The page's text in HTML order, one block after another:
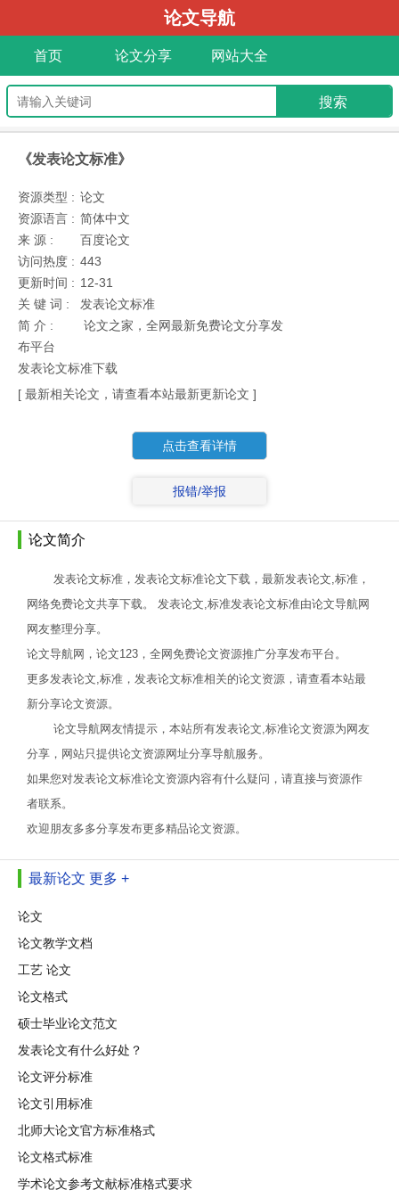
论文导航
首页 论文分享 网站大全
《发表论文标准》
资源类型 : 论文
资源语言 : 简体中文
来 源 :
百度论文
访问热度 : 443
更新时间 : 12-31
关 键 词 :
发表论文标准
简 介 :
论文之家，全网最新免费论文分享发
布平台
发表论文标准下载
[ 最新相关论文，请查看本站最新更新论文 ]
点击查看详情
报错/举报
论文简介
发表论文标准，发表论文标准论文下载，最新发表论文,标准，
网络免费论文共享下载。 发表论文,标准发表论文标准由论文导航网
网友整理分享。
论文导航网，论文123，全网免费论文资源推广分享发布平台。
更多发表论文,标准，发表论文标准相关的论文资源，请查看本站最
新分享论文资源。
论文导航网友情提示，本站所有发表论文,标准论文资源为网友
分享，网站只提供论文资源网址分享导航服务。
如果您对发表论文标准论文资源内容有什么疑问，请直接与资源作
者联系。
欢迎朋友多多分享发布更多精品论文资源。
最新论文 更多 +
论文
论文教学文档
工艺 论文
论文格式
硕士毕业论文范文
发表论文有什么好处？
论文评分标准
论文引用标准
北师大论文官方标准格式
论文格式标准
学术论文参考文献标准格式要求